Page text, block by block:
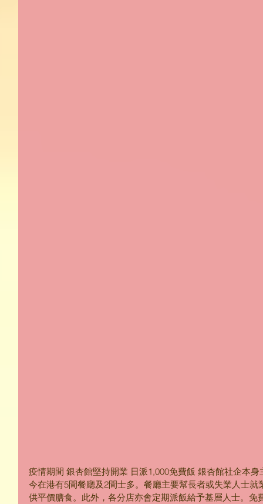
疫情期間 銀杏館堅持開業 日派1,000免費飯 銀杏館社企本
今在港有5間餐廳及2間士多。餐廳主要幫長者或失業人士
供平價膳食。此外，各分店亦會定期派飯給予基層人士。免